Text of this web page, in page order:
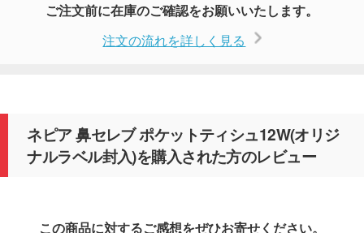
ご注文前に在庫のご確認をお願いいたします。
注文の流れを詳しく見る
ネピア 鼻セレブ ポケットティシュ12W(オリジ
ナルラベル封入)を購入された方のレビュー
この商品に対するご感想をぜひお寄せください。